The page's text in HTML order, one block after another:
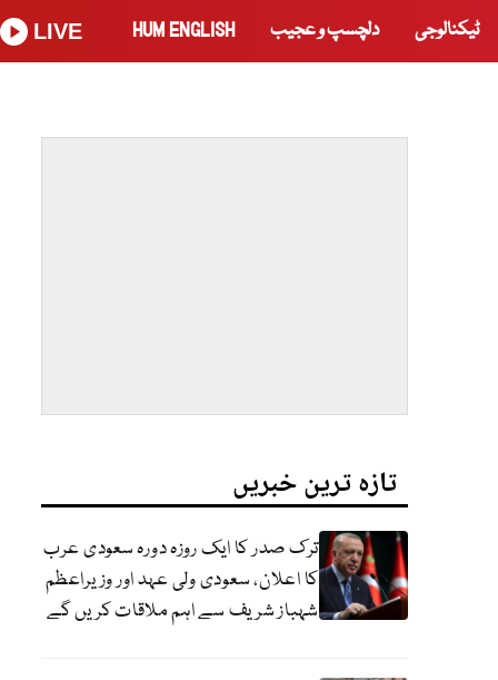
ٹیکنالوجی دلچسپ و عجیب HUM ENGLISH
LIVE
تازہ ترین خبریں
ترک صدر کا ایک روزہ دورہ سعودی عرب
کا اعلان، سعودی ولی عہد اور وزیراعظم
شہباز شریف سے اہم ملاقات کریں گے